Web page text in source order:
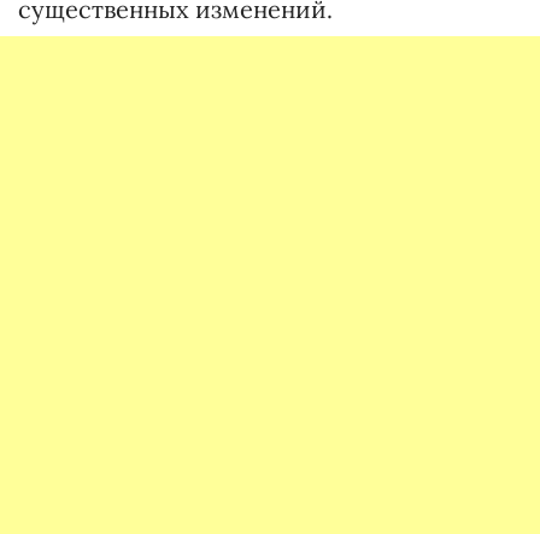
существенных изменений.